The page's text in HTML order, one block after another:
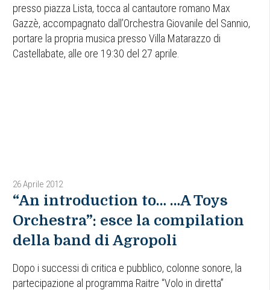
presso piazza Lista, tocca al cantautore romano Max
Gazzè, accompagnato dall’Orchestra Giovanile del Sannio,
portare la propria musica presso Villa Matarazzo di
Castellabate, alle ore 19:30 del 27 aprile.
26 Aprile 2012
“An introduction to… …A Toys
Orchestra”: esce la compilation
della band di Agropoli
Dopo i successi di critica e pubblico, colonne sonore, la
partecipazione al programma Raitre “Volo in diretta”